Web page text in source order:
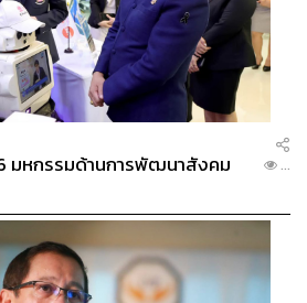
มหกรรมด้านการพัฒนาสังคม
...